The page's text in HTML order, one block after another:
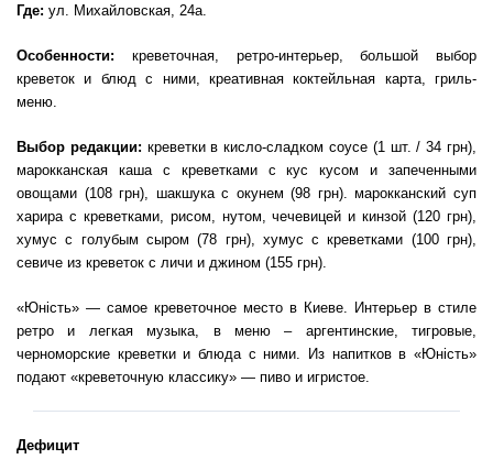
Где: ул. Михайловская, 24а.
Особенности: креветочная, ретро-интерьер, большой выбор
креветок и блюд с ними, креативная коктейльная карта, гриль-
меню.
Выбор редакции: креветки в кисло-сладком соусе (1 шт. / 34 грн),
марокканская каша с креветками с кус кусом и запеченными
овощами (108 грн), шакшука с окунем (98 грн). марокканский суп
харира с креветками, рисом, нутом, чечевицей и кинзой (120 грн),
хумус с голубым сыром (78 грн), хумус с креветками (100 грн),
севиче из креветок с личи и джином (155 грн).
«Юність» — самое креветочное место в Киеве. Интерьер в стиле
ретро и легкая музыка, в меню – аргентинские, тигровые,
черноморские креветки и блюда с ними. Из напитков в «Юність»
подают «креветочную классику» — пиво и игристое.
Дефицит